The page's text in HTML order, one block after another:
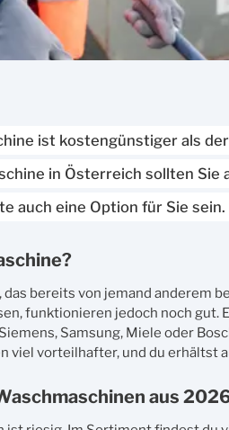
ist kostengünstiger als
in Österreich sollten Sie
auch eine Option für Sie sein.
bereits von jemand anderem
funktionieren jedoch noch gut.
Samsung, Miele oder
vorteilhafter, und du erhältst
aus